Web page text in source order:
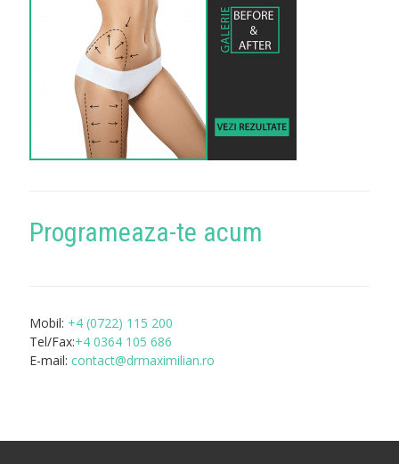
Programeaza-te acum
Mobil: +4 (0722) 115 200
Tel/Fax:+4 0364 105 686
E-mail: contact@drmaximilian.ro